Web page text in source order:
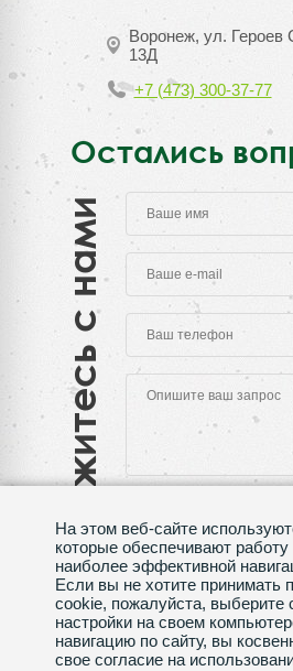
Воронеж, ул. Героев
13Д
+7 (473) 300-37-77
Остались
Свяжитесь с нами
Нажимая на кнопку
на обработку своих
Сделано в веб-
На этом веб-сайте
которые обеспечивают
наиболее эффективной
Если вы не хотите принимать
cookie, пожалуйста, выберите
настройки на своем
навигацию по сайту, вы
свое согласие на